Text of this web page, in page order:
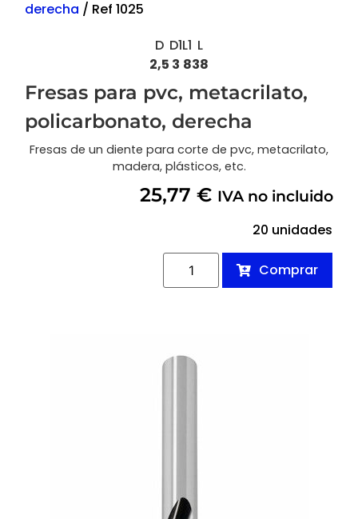
derecha / Ref 1025
D
2,5
D1
3
L1
8
L
38
Fresas para pvc, metacrilato,
policarbonato, derecha
Fresas de un diente para corte de pvc, metacrilato,
madera, plásticos, etc.
25,77 € IVA no incluido
20 unidades
Comprar